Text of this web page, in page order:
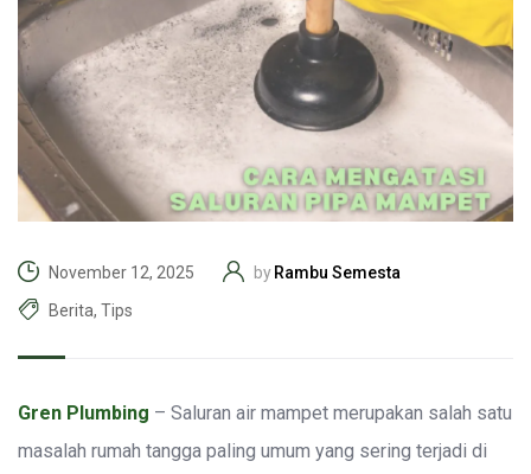
November 12, 2025 byRambu Semesta
Berita, Tips
Gren Plumbing – Saluran air mampet merupakan salah satu
masalah rumah tangga paling umum yang sering terjadi di